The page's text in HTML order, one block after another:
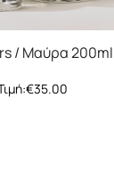
/ Μαύρα 200ml
€35.00